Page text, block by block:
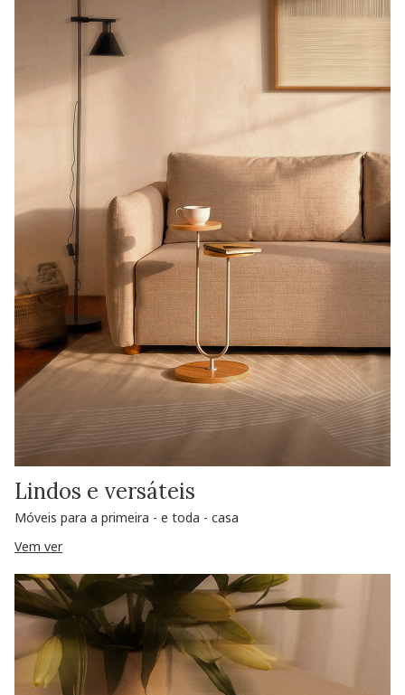
Lindos e versáteis
Móveis para a primeira - e toda - casa
Vem ver